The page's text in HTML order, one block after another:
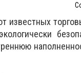
известных